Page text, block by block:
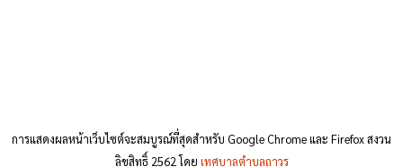
การแสดงผลหน้าเว็บไซต์จะสมบูรณ์ที่สุดสำหรับ Google Chrome และ Firefox สงวน
ลิขสิทธิ์ 2562 โดย เทศบาลตำบลถาวร